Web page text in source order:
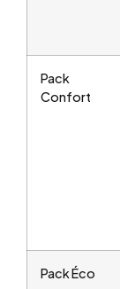
Pack
Confort
Pack Éco